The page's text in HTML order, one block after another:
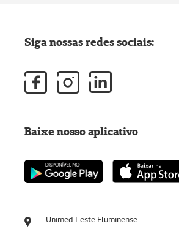
Unimed Leste Fluminense
Siga nossas redes sociais:
Baixe nosso aplicativo